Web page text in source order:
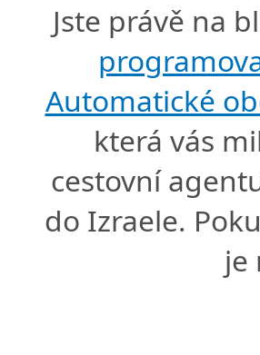
Jste právě na
Automatické
která vás
cestovní
do Izraele.
je